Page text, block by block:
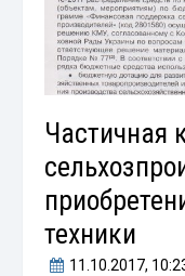
Частичная
техники
11.10.2017,